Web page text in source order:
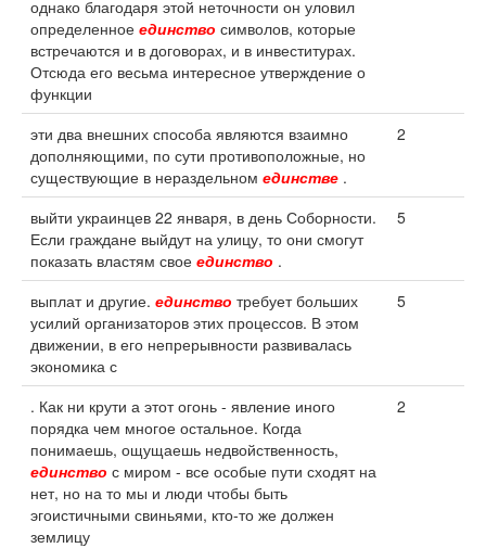
однако благодаря этой неточности он уловил
определенное единство символов, которые
встречаются и в договорах, и в инвеститурах.
Отсюда его весьма интересное утверждение о
функции
эти два внешних способа являются взаимно
дополняющими, по сути противоположные, но
существующие в нераздельном единстве .
2
выйти украинцев 22 января, в день Соборности.
Если граждане выйдут на улицу, то они смогут
показать властям свое единство .
5
выплат и другие. единство требует больших
усилий организаторов этих процессов. В этом
движении, в его непрерывности развивалась
экономика с
5
. Как ни крути а этот огонь - явление иного
порядка чем многое остальное. Когда
понимаешь, ощущаешь недвойственность,
единство с миром - все особые пути сходят на
нет, но на то мы и люди чтобы быть
эгоистичными свиньями, кто-то же должен
землицу
2